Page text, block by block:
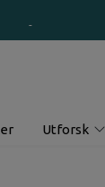
Utforsk